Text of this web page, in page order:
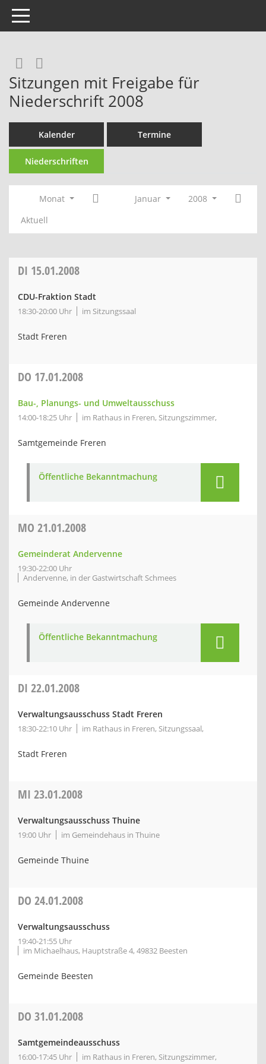
Toggle navigation
Rechercheauswahl
Sitzungen mit Freigabe für
Niederschrift 2008
Kalender Termine
Niederschriften
Monat Januar
2008
Aktuell
DI 15.01.2008
CDU-Fraktion Stadt
18:30-20:00 Uhr im Sitzungssaal
Stadt Freren
DO 17.01.2008
Bau-, Planungs- und Umweltausschuss
14:00-18:25 Uhr im Rathaus in Freren, Sitzungszimmer,
Samtgemeinde Freren
Öffentliche Bekanntmachung
MO 21.01.2008
Gemeinderat Andervenne
19:30-22:00 Uhr
Andervenne, in der Gastwirtschaft Schmees
Gemeinde Andervenne
Öffentliche Bekanntmachung
DI 22.01.2008
Verwaltungsausschuss Stadt Freren
18:30-22:10 Uhr im Rathaus in Freren, Sitzungssaal,
Stadt Freren
MI 23.01.2008
Verwaltungsausschuss Thuine
19:00 Uhr im Gemeindehaus in Thuine
Gemeinde Thuine
DO 24.01.2008
Verwaltungsausschuss
19:40-21:55 Uhr
im Michaelhaus, Hauptstraße 4, 49832 Beesten
Gemeinde Beesten
DO 31.01.2008
Samtgemeindeausschuss
16:00-17:45 Uhr im Rathaus in Freren, Sitzungszimmer,